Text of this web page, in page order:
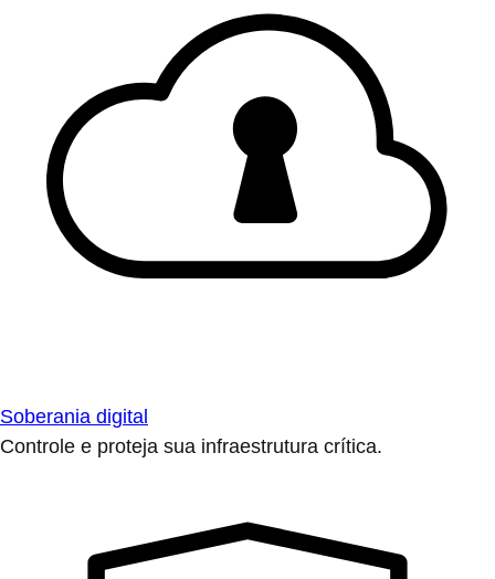
Soberania digital
Controle e proteja sua infraestrutura crítica.